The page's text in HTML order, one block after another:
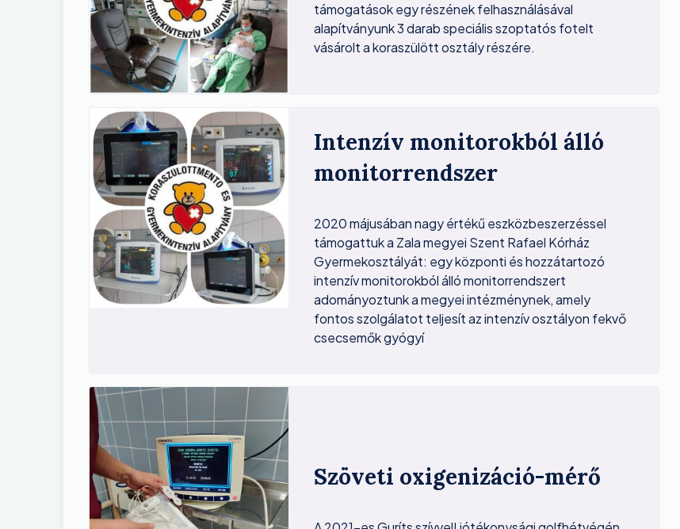
támogatások egy részének felhasználásával
alapítványunk 3 darab speciális szoptatós fotelt
vásárolt a koraszülött osztály részére.
Image
Intenzív monitorokból álló
monitorrendszer
2020 májusában nagy értékű eszközbeszerzéssel
támogattuk a Zala megyei Szent Rafael Kórház
Gyermekosztályát: egy központi és hozzátartozó
intenzív monitorokból álló monitorrendszert
adományoztunk a megyei intézménynek, amely
fontos szolgálatot teljesít az intenzív osztályon fekvő
csecsemők gyógyí
Image
Szöveti oxigenizáció-mérő